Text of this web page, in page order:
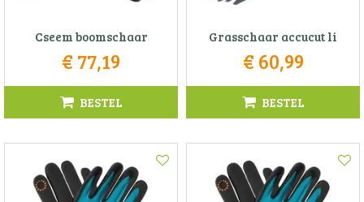
Cseem boomschaar
€ 77,19
BESTEL
Grasschaar accucut li
€ 60,99
BESTEL